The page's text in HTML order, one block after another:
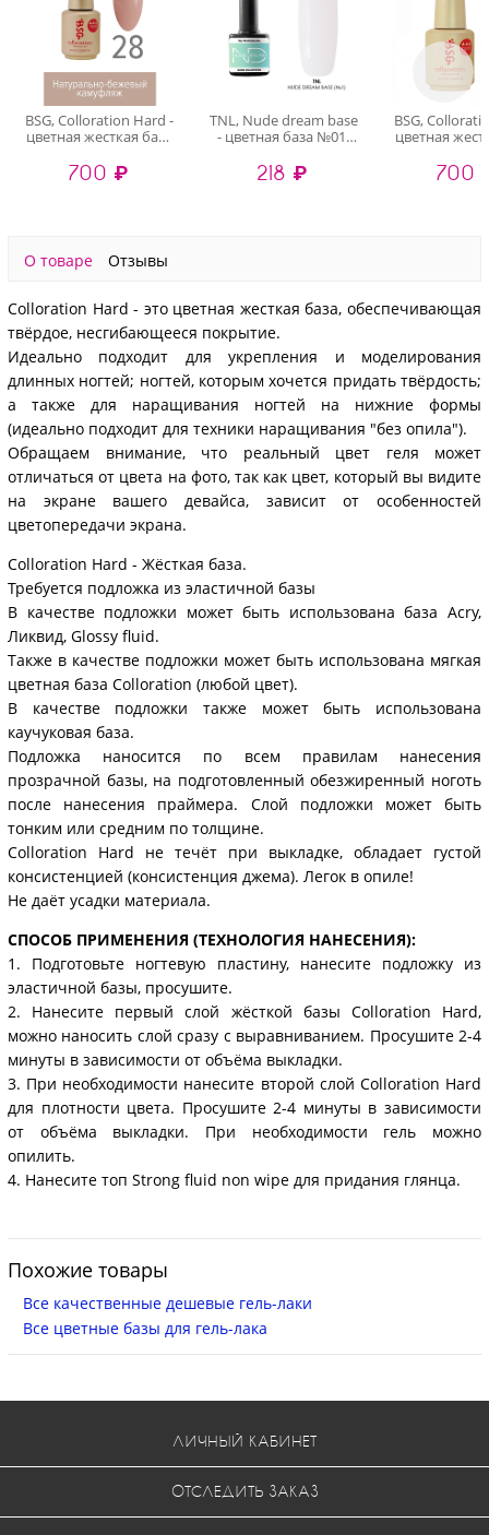
BSG, Colloration Hard -
цветная жесткая база
700 ₽
TNL, Nude dream base
- цветная база №01,
218 ₽
BSG,
цветная
700
О товаре Отзывы
Colloration Hard - это цветная жесткая база, обеспечивающая
твёрдое, несгибающееся покрытие.
Идеально подходит для укрепления и моделирования
длинных ногтей; ногтей, которым хочется придать твёрдость;
а также для наращивания ногтей на нижние формы
(идеально подходит для техники наращивания "без опила").
Обращаем внимание, что реальный цвет геля может
отличаться от цвета на фото, так как цвет, который вы видите
на экране вашего девайса, зависит от особенностей
цветопередачи экрана.
Colloration Hard - Жёсткая база.
Требуется подложка из эластичной базы
В качестве подложки может быть использована база Acry,
Ликвид, Glossy fluid.
Также в качестве подложки может быть использована мягкая
цветная база Colloration (любой цвет).
В качестве подложки также может быть использована
каучуковая база.
Подложка наносится по всем правилам нанесения
прозрачной базы, на подготовленный обезжиренный ноготь
после нанесения праймера. Слой подложки может быть
тонким или средним по толщине.
Colloration Hard не течёт при выкладке, обладает густой
консистенцией (консистенция джема). Легок в опиле!
Не даёт усадки материала.
СПОСОБ ПРИМЕНЕНИЯ (ТЕХНОЛОГИЯ НАНЕСЕНИЯ):
1. Подготовьте ногтевую пластину, нанесите подложку из
эластичной базы, просушите.
2. Нанесите первый слой жёсткой базы Colloration Hard,
можно наносить слой сразу с выравниванием. Просушите 2-4
минуты в зависимости от объёма выкладки.
3. При необходимости нанесите второй слой Colloration Hard
для плотности цвета. Просушите 2-4 минуты в зависимости
от объёма выкладки. При необходимости гель можно
опилить.
4. Нанесите топ Strong fluid non wipe для придания глянца.
Похожие товары
Все качественные дешевые гель-лаки
Все цветные базы для гель-лака
ЛИЧНЫЙ КАБИНЕТ
ОТСЛЕДИТЬ ЗАКАЗ